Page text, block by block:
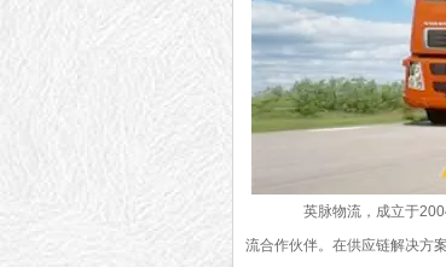
英脉物流，成立于2004
流合作伙伴。在供应链解决方